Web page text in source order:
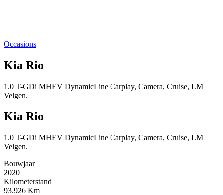
Occasions
Kia Rio
1.0 T-GDi MHEV DynamicLine Carplay, Camera, Cruise, LM
Velgen.
Kia Rio
1.0 T-GDi MHEV DynamicLine Carplay, Camera, Cruise, LM
Velgen.
Bouwjaar
2020
Kilometerstand
93.926 Km